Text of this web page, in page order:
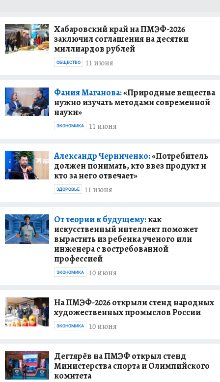
Хабаровский край на ПМЭФ-2026
заключил соглашения на десятки
миллиардов рублей
11 июня
ОБЩЕСТВО
Фания Маганова:«Природные вещества
нужно изучать методами современной
науки»
11 июня
ЭКОНОМИКА
Александр Черниченко:«Потребитель
должен понимать, кто ввез продукт и
кто за него отвечает»
11 июня
ЗДОРОВЬЕ
От теории к будущему:как
искусственный интеллект поможет
вырастить из ребенка ученого или
инженера с востребованной
профессией
10 июня
ЭКОНОМИКА
На ПМЭФ-2026 открыли стенд народных
художественных промыслов России
10 июня
ЭКОНОМИКА
Дегтярёв на ПМЭФ открыл стенд
Министерства спорта и Олимпийского
комитета